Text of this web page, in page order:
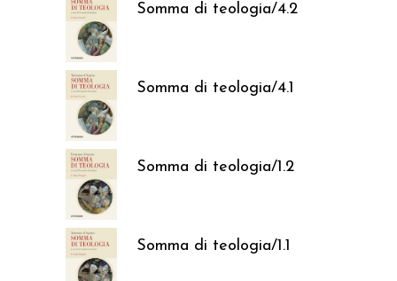
Somma di teologia/4.2
37,05€
Somma di teologia/4.1
37,05€
Somma di teologia/1.2
37,05€
Somma di teologia/1.1
37,05€